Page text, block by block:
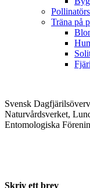
Träna på
Svensk
Naturvårdsverket,
Entomologiska
Skriv ett brev